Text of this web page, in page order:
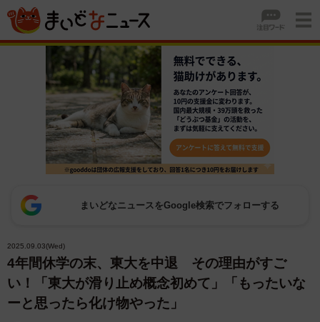
まいどなニュースをGoogle検索でフォローする
2025.09.03(Wed)
4年間休学の末、東大を中退 その理由がすご
い！「東大が滑り止め概念初めて」「もったいな
ーと思ったら化け物やった」